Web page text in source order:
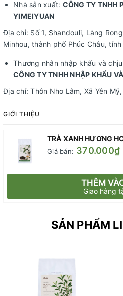
Nhà sản xuất: CÔNG TY TNHH
YIMEIYUAN
Địa chỉ: Số 1, Shandouli, Làng
Minhou, thành phố Phúc Châu,
Thương nhân nhập khẩu và
CÔNG TY TNHH NHẬP KHẨU
Địa chỉ: Thôn Nho Lâm, Xã Yên
GIỚI THIỆU
TRÀ XANH HƯƠNG
Giá bán: 370.000₫
THÊM
Giao hàng
SẢN PHẨM